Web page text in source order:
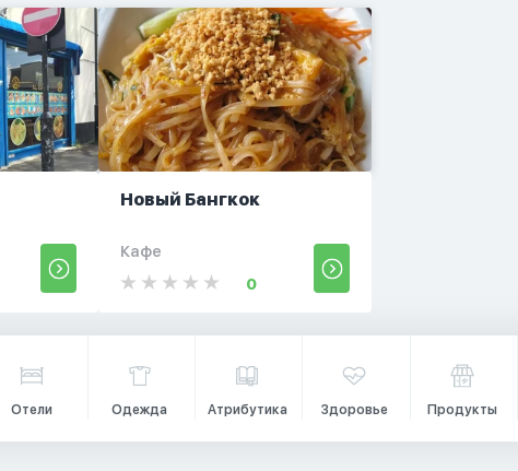
Новый Бангкок
Кафе
0
Отели Одежда Атрибутика Здоровье Продукты